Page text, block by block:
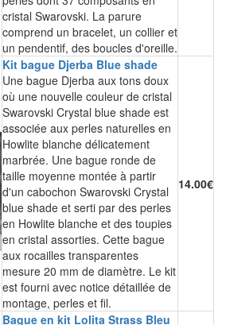
cristal Swarovski. La parure
comprend un bracelet, un collier et
un pendentif, des boucles d'oreille.
Kit bague Djerba Blue shade
Une bague Djerba aux tons doux
où une nouvelle couleur de cristal
Swarovski Crystal blue shade est
associée aux perles naturelles en
Howlite blanche délicatement
marbrée. Une bague ronde de
taille moyenne montée à partir
d'un cabochon Swarovski Crystal
blue shade et serti par des perles
en Howlite blanche et des toupies
en cristal assorties. Cette bague
aux rocailles transparentes
mesure 20 mm de diamètre. Le kit
est fourni avec notice détaillée de
montage, perles et fil.
14.00€
Bague en kit Lolita Strass Bleu